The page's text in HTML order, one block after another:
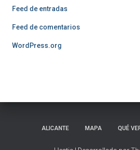
Feed de entradas
Feed de comentarios
WordPress.org
ALICANTE MAPA QUÉ